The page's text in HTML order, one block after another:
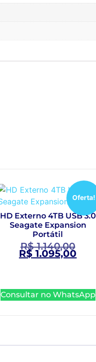
Oferta!
HD Externo 4TB USB 3.0
Seagate Expansion
Portátil
R$1.140,00
R$ 1.095,00
Consultar no WhatsApp